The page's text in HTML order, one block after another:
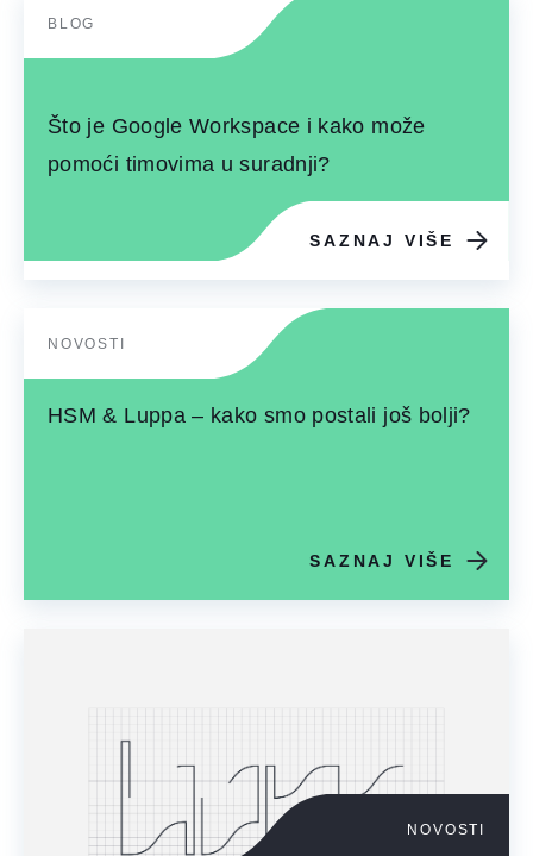
BLOG
Što je Google Workspace i kako može
pomoći timovima u suradnji?
SAZNAJ VIŠE
NOVOSTI
HSM & Luppa – kako smo postali još bolji?
SAZNAJ VIŠE
NOVOSTI